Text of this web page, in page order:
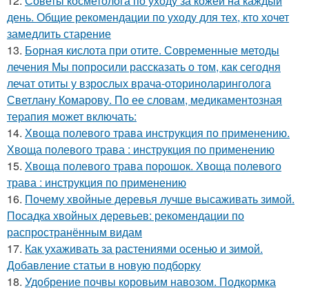
день. Общие рекомендации по уходу для тех, кто хочет
замедлить старение
13. Борная кислота при отите. Современные методы
лечения Мы попросили рассказать о том, как сегодня
лечат отиты у взрослых врача-оториноларинголога
Светлану Комарову. По ее словам, медикаментозная
терапия может включать:
14. Хвоща полевого трава инструкция по применению.
Хвоща полевого трава : инструкция по применению
15. Хвоща полевого трава порошок. Хвоща полевого
трава : инструкция по применению
16. Почему хвойные деревья лучше высаживать зимой.
Посадка хвойных деревьев: рекомендации по
распространённым видам
17. Как ухаживать за растениями осенью и зимой.
Добавление статьи в новую подборку
18. Удобрение почвы коровьим навозом. Подкормка